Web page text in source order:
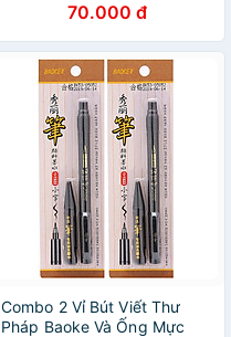
70.000 đ
Combo 2 Vỉ Bút Viết Thư
Pháp Baoke Và Ống Mực